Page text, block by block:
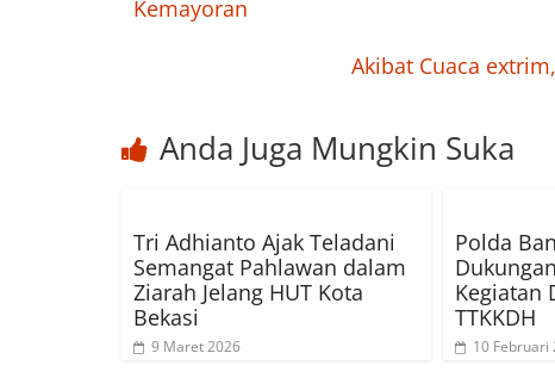
Kemayoran
Akibat Cuaca
Anda Juga Mungkin Suka
Tri Adhianto Ajak Teladani
Semangat Pahlawan dalam
Ziarah Jelang HUT Kota
Bekasi
9 Maret 2026
Polda
Kegiatan
TTKKDH
10 Februari